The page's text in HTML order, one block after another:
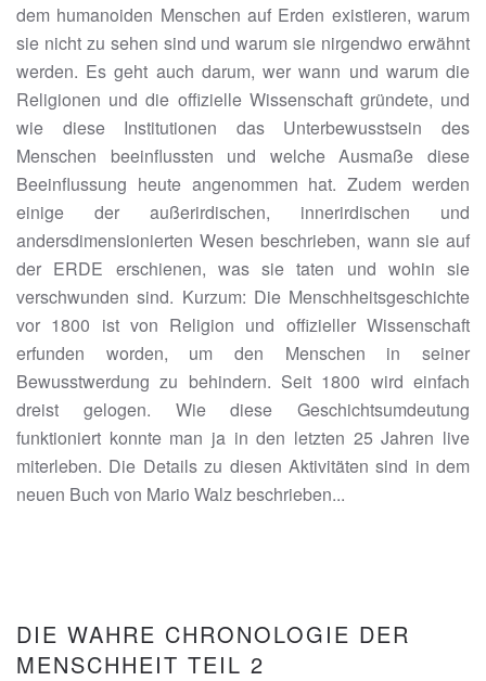
dem humanoiden Menschen auf Erden existieren, warum
sie nicht zu sehen sind und warum sie nirgendwo erwähnt
werden. Es geht auch darum, wer wann und warum die
Religionen und die offizielle Wissenschaft gründete, und
wie diese Institutionen das Unterbewusstsein des
Menschen beeinflussten und welche Ausmaße diese
Beeinflussung heute angenommen hat. Zudem werden
einige der außerirdischen, innerirdischen und
andersdimensionierten Wesen beschrieben, wann sie auf
der ERDE erschienen, was sie taten und wohin sie
verschwunden sind. Kurzum: Die Menschheitsgeschichte
vor 1800 ist von Religion und offizieller Wissenschaft
erfunden worden, um den Menschen in seiner
Bewusstwerdung zu behindern. Seit 1800 wird einfach
dreist gelogen. Wie diese Geschichtsumdeutung
funktioniert konnte man ja in den letzten 25 Jahren live
miterleben. Die Details zu diesen Aktivitäten sind in dem
neuen Buch von Mario Walz beschrieben...
DIE WAHRE CHRONOLOGIE DER
MENSCHHEIT TEIL 2